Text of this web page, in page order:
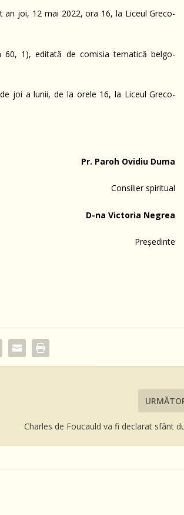
an joi, 12 mai 2022, ora 16, la Liceul Greco-
60, 1), editată de comisia tematică belgo-
joi a lunii, de la orele 16, la Liceul Greco-
Pr. Paroh Ovidiu Duma
Consilier spiritual
D-na Victoria Negrea
Președinte
Charles de Foucauld va fi declarat sfânt